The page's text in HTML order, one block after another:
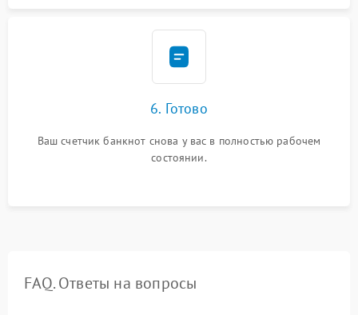
6. Готово
Ваш счетчик банкнот снова у вас в полностью рабочем
состоянии.
FAQ. Ответы на вопросы